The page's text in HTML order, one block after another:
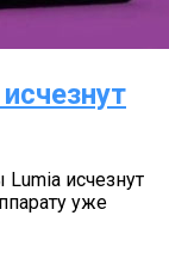
исчезнут
уже